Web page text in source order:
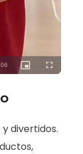
divertidos.